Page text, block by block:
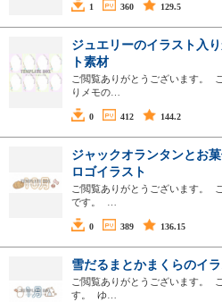
1 360 129.5
ジュエリーのイラスト入
ト素材
ご閲覧ありがとうございます。
りメモの…
0 412 144.2
ジャックオランタンとお
ロゴイラスト
ご閲覧ありがとうございます。
です。 …
0 389 136.15
雪だるまとかまくらのイ
ご閲覧ありがとうございます。
す。 ゆ…